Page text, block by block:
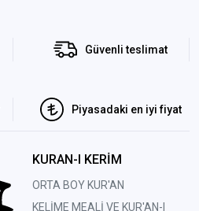
Güvenli teslimat
Piyasadaki en iyi fiyat
KURAN-I KERİM
ORTA BOY KUR'AN
KELİME MEALİ VE KUR'AN-I